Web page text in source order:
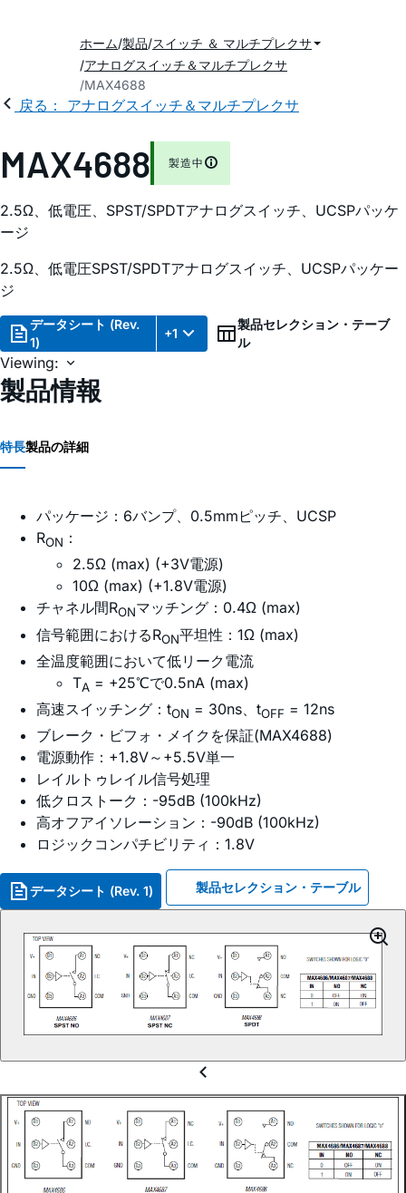
ホーム 製品 スイッチ ＆ マルチプレクサ
アナログスイッチ＆マルチプレクサ
MAX4688
戻る： アナログスイッチ＆マルチプレクサ
MAX4688 製造中
2.5Ω、低電圧、SPST/SPDTアナログスイッチ、UCSPパッケ
ージ
2.5Ω、低電圧SPST/SPDTアナログスイッチ、UCSPパッケー
ジ
データシート (Rev.
1)
+1
製品セレクション・テーブ
ル
Viewing:
製品情報
特長製品の詳細
パッケージ：6バンプ、0.5mmピッチ、UCSP
RON ：
2.5Ω (max) (+3V電源)
10Ω (max) (+1.8V電源)
チャネル間RONマッチング：0.4Ω (max)
信号範囲におけるRON平坦性：1Ω (max)
全温度範囲において低リーク電流
TA = +25℃で0.5nA (max)
高速スイッチング：tON = 30ns、tOFF = 12ns
ブレーク・ビフォ・メイクを保証(MAX4688)
電源動作：+1.8V～+5.5V単一
レイルトゥレイル信号処理
低クロストーク：-95dB (100kHz)
高オフアイソレーション：-90dB (100kHz)
ロジックコンパチビリティ：1.8V
データシート (Rev. 1) 製品セレクション・テーブル